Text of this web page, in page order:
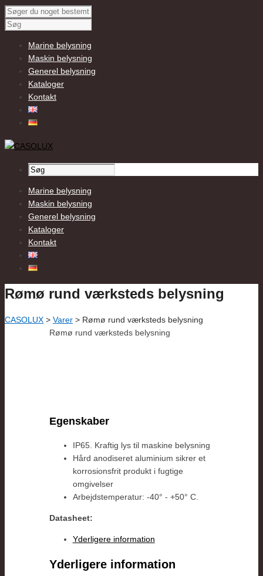
Marine belysning
Maskin belysning
Generel belysning
Kataloger
Kontakt
Marine belysning
Maskin belysning
Generel belysning
Kataloger
Kontakt
Rømø rund værksteds belysning
CASOLUX > Varer > Rømø rund værksteds belysning
Rømø rund værksteds belysning
Egenskaber
IP65. Kraftig lys til maskine belysning
Hård anodiseret aluminium sikrer et
korrosionsfrit produkt i fugtige
omgivelser
Arbejdstemperatur: -40° - +50° C.
Datasheet:
Yderligere information
Yderligere information